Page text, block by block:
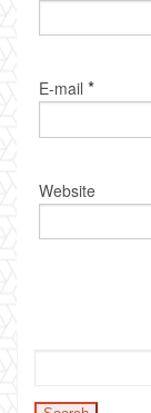
E-mail *
Website